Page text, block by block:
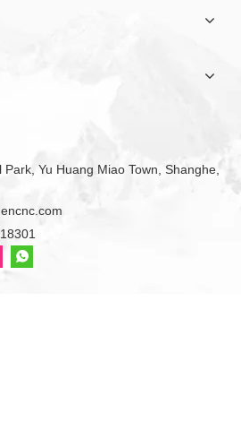
변형이없고 용접 흉터가 없으며 용접은
접 소모품은 거의 없으며 서비스 수명
동 예방 조치
계가 전문 교육을 받고 시스템 지표와
기본적인 장비 지식에 익숙해야합니
업 전에 작동 와이어 슬롯을 점검하고
않습니다. 로봇 본체, 외부 샤프트, 총
잡화, 도구 등을 배치하는 것에서 엄격
Yu Huang Miao Town, Shanghe,